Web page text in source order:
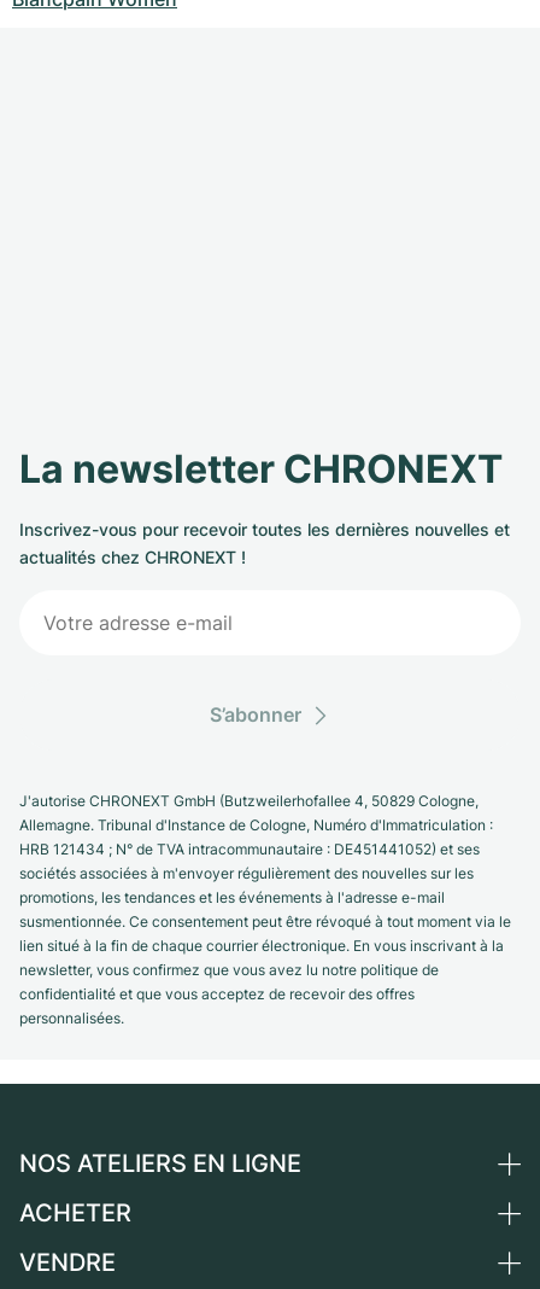
La newsletter CHRONEXT
Inscrivez-vous pour recevoir toutes les dernières nouvelles et
actualités chez CHRONEXT !
S’abonner
J'autorise CHRONEXT GmbH (Butzweilerhofallee 4, 50829 Cologne,
Allemagne. Tribunal d'Instance de Cologne, Numéro d'Immatriculation :
HRB 121434 ; N° de TVA intracommunautaire : DE451441052) et ses
sociétés associées à m'envoyer régulièrement des nouvelles sur les
promotions, les tendances et les événements à l'adresse e-mail
susmentionnée. Ce consentement peut être révoqué à tout moment via le
lien situé à la fin de chaque courrier électronique. En vous inscrivant à la
newsletter, vous confirmez que vous avez lu notre politique de
confidentialité et que vous acceptez de recevoir des offres
personnalisées.
NOS ATELIERS EN LIGNE
Allemagne
ACHETER
Toutes les montres de luxe
VENDRE